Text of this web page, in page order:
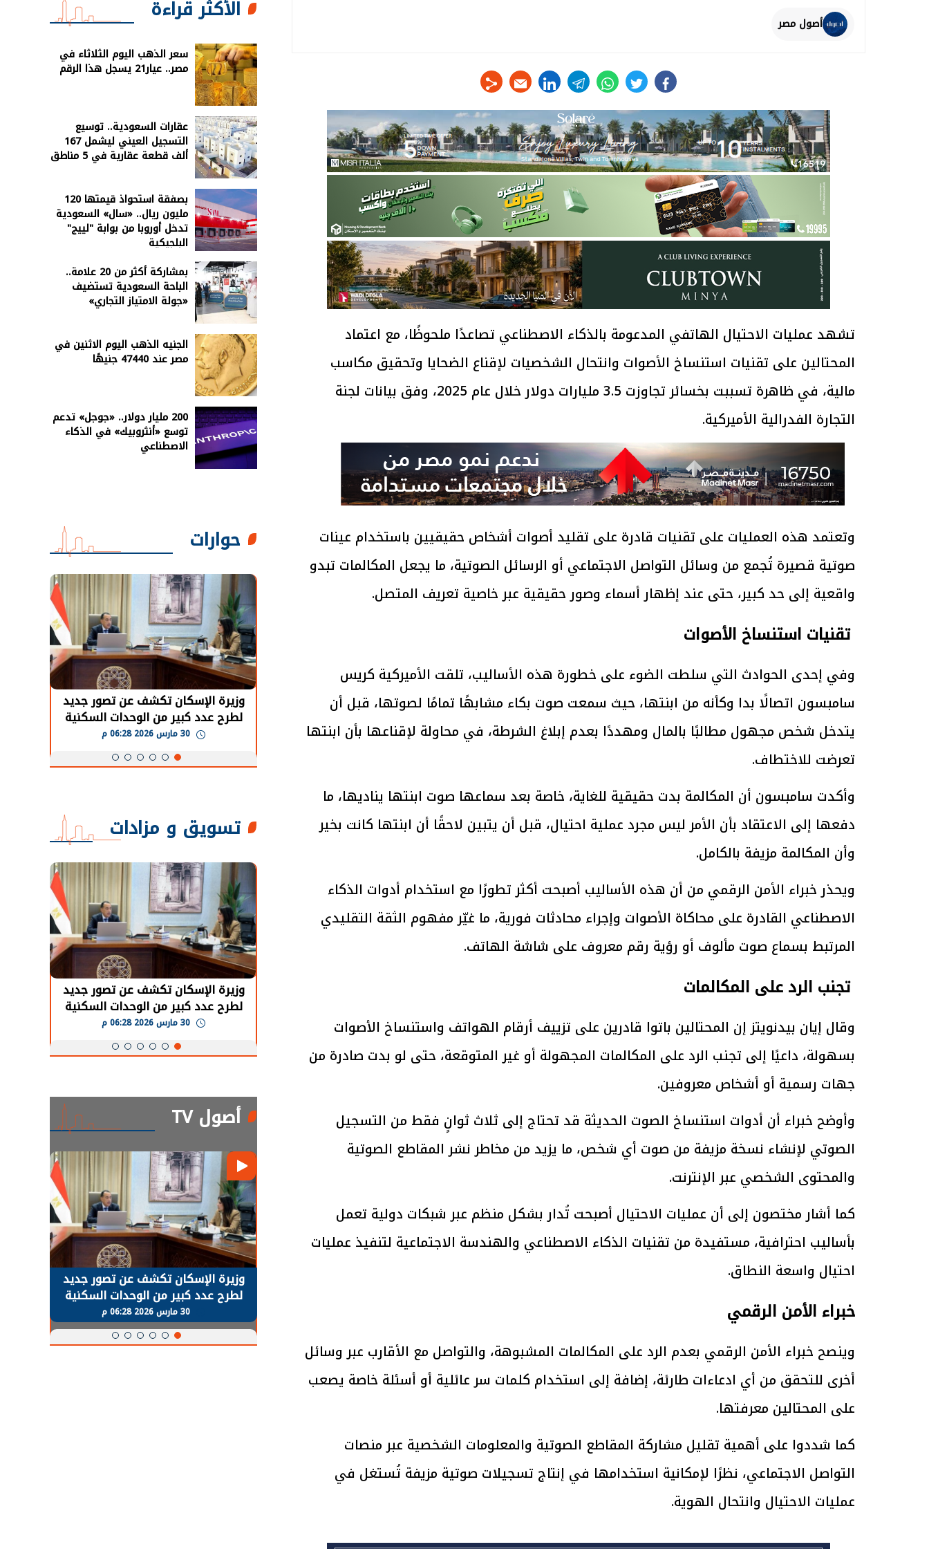
أصول مصر
facebook
twitter
whats
telegram
linkedin
تشهد عمليات الاحتيال الهاتفي المدعومة بالذكاء الاصطناعي تصاعدًا ملحوظًا، مع اعتماد
المحتالين على تقنيات استنساخ الأصوات وانتحال الشخصيات لإقناع الضحايا وتحقيق مكاسب
مالية، في ظاهرة تسببت بخسائر تجاوزت 3.5 مليارات دولار خلال عام 2025، وفق بيانات لجنة
التجارة الفدرالية الأميركية.
وتعتمد هذه العمليات على تقنيات قادرة على تقليد أصوات أشخاص حقيقيين باستخدام عينات
صوتية قصيرة تُجمع من وسائل التواصل الاجتماعي أو الرسائل الصوتية، ما يجعل المكالمات تبدو
واقعية إلى حد كبير، حتى عند إظهار أسماء وصور حقيقية عبر خاصية تعريف المتصل.
تقنيات استنساخ الأصوات
وفي إحدى الحوادث التي سلطت الضوء على خطورة هذه الأساليب، تلقت الأميركية كريس
سامبسون اتصالًا بدا وكأنه من ابنتها، حيث سمعت صوت بكاء مشابهًا تمامًا لصوتها، قبل أن
يتدخل شخص مجهول مطالبًا بالمال ومهددًا بعدم إبلاغ الشرطة، في محاولة لإقناعها بأن ابنتها
تعرضت للاختطاف.
وأكدت سامبسون أن المكالمة بدت حقيقية للغاية، خاصة بعد سماعها صوت ابنتها يناديها، ما
دفعها إلى الاعتقاد بأن الأمر ليس مجرد عملية احتيال، قبل أن يتبين لاحقًا أن ابنتها كانت بخير
وأن المكالمة مزيفة بالكامل.
ويحذر خبراء الأمن الرقمي من أن هذه الأساليب أصبحت أكثر تطورًا مع استخدام أدوات الذكاء
الاصطناعي القادرة على محاكاة الأصوات وإجراء محادثات فورية، ما غيّر مفهوم الثقة التقليدي
المرتبط بسماع صوت مألوف أو رؤية رقم معروف على شاشة الهاتف.
تجنب الرد على المكالمات
وقال إيان بيدنويتز إن المحتالين باتوا قادرين على تزييف أرقام الهواتف واستنساخ الأصوات
بسهولة، داعيًا إلى تجنب الرد على المكالمات المجهولة أو غير المتوقعة، حتى لو بدت صادرة من
جهات رسمية أو أشخاص معروفين.
وأوضح خبراء أن أدوات استنساخ الصوت الحديثة قد تحتاج إلى ثلاث ثوانٍ فقط من التسجيل
الصوتي لإنشاء نسخة مزيفة من صوت أي شخص، ما يزيد من مخاطر نشر المقاطع الصوتية
والمحتوى الشخصي عبر الإنترنت.
كما أشار مختصون إلى أن عمليات الاحتيال أصبحت تُدار بشكل منظم عبر شبكات دولية تعمل
بأساليب احترافية، مستفيدة من تقنيات الذكاء الاصطناعي والهندسة الاجتماعية لتنفيذ عمليات
احتيال واسعة النطاق.
خبراء الأمن الرقمي
وينصح خبراء الأمن الرقمي بعدم الرد على المكالمات المشبوهة، والتواصل مع الأقارب عبر وسائل
أخرى للتحقق من أي ادعاءات طارئة، إضافة إلى استخدام كلمات سر عائلية أو أسئلة خاصة يصعب
على المحتالين معرفتها.
كما شددوا على أهمية تقليل مشاركة المقاطع الصوتية والمعلومات الشخصية عبر منصات
التواصل الاجتماعي، نظرًا لإمكانية استخدامها في إنتاج تسجيلات صوتية مزيفة تُستغل في
عمليات الاحتيال وانتحال الهوية.
الأكثر قراءة
سعر الذهب اليوم الثلاثاء في
مصر.. عيار21 يسجل هذا الرقم
عقارات السعودية.. توسيع
التسجيل العيني ليشمل 167
ألف قطعة عقارية في 5 مناطق
بصفقة استحواذ قيمتها 120
مليون ريال.. «سال» السعودية
تدخل أوروبا من بوابة "لييج"
البلجيكية
بمشاركة أكثر من 20 علامة..
الباحة السعودية تستضيف
«جولة الامتياز التجاري»
الجنيه الذهب اليوم الاثنين في
مصر عند 47440 جنيهًا
200 مليار دولار.. «جوجل» تدعم
توسع «أنثروبيك» في الذكاء
الاصطناعي
حوارات
الرئيس السيسي: تداعيات خطيرة على
الاقتصاد العالمي وأسعار الوقود حال
استمرار الأزمة في الشرق الأوسط
رئيس الوزراء يتابع الإجراءات الخاصة
بتنفيذ التوجيهات الرئاسية بطرح وحدات
سكنية بالإيجار للمواطنين
30 مارس 2026 04:40 م
افتتاح «إيجبس 2026» بحضور دولي
واسع.. والبترول: مصر تعزز مكانتها
بوصفها مركزًا إقليميًّا للطاقة
30 مارس 2026 03:59 م
وزيرة الإسكان تكشف عن تصور جديد
لطرح عدد كبير من الوحدات السكنية
بنظام الإيجار
تسويق و مزادات
الرئيس السيسي: تداعيات خطيرة على
استمرار الأزمة في الشرق الأوسط سكنية بالإيجار للمواطنين بوصفها مركزًا إقليميًّا للطاقة
30 مارس 2026 03:59 م
وزيرة الإسكان تكشف عن تصور جديد
لطرح عدد كبير من الوحدات السكنية
بنظام الإيجار
أصول TV
الرئيس السيسي: تداعيات خطيرة على
استمرار الأزمة في الشرق الأوسط
30 مارس 2026 05:06 م
وزيرة الإسكان تكشف عن تصور جديد
لطرح عدد كبير من الوحدات السكنية
بنظام الإيجار